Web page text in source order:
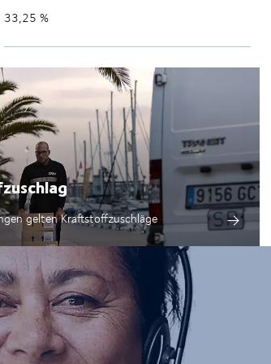
33,25 %
gelten Kraftstoffzuschläge